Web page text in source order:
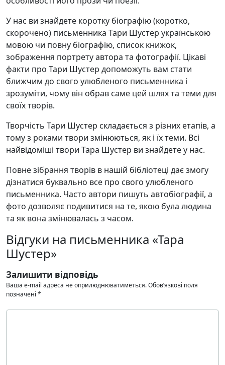
У нас ви знайдете коротку біографію (коротко,
скорочено) письменника Тари Шустер українською
мовою чи повну біографію, список книжок,
зображення портрету автора та фотографії. Цікаві
факти про Тари Шустер допоможуть вам стати
ближчим до свого улюбленого письменника і
зрозуміти, чому він обрав саме цей шлях та теми для
своїх творів.
Творчість Тари Шустер складається з різних етапів, а
тому з роками твори змінюються, як і їх теми. Всі
найвідоміші твори Тара Шустер ви знайдете у нас.
Повне зібрання творів в нашій бібліотеці дає змогу
дізнатися буквально все про свого улюбленого
письменника. Часто автори пишуть автобіографії, а
фото дозволяє подивитися на те, якою була людина
та як вона змінювалась з часом.
Відгуки на письменника «Тара
Шустер»
Залишити відповідь
Ваша e-mail адреса не оприлюднюватиметься.Обов’язкові поля
позначені *